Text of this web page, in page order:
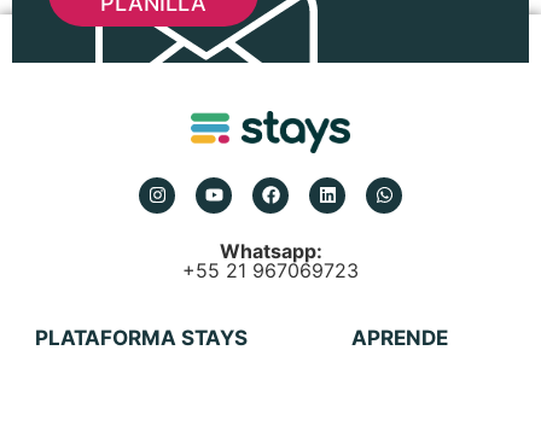
Whatsapp:
+55 21 967069723
PLATAFORMA STAYS APRENDE